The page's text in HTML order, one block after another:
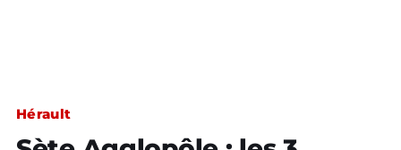
Hérault